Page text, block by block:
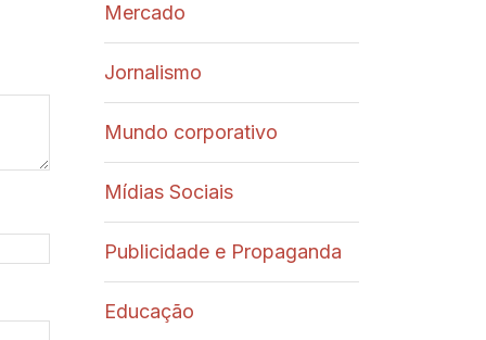
Mercado
Jornalismo
Mundo corporativo
Mídias Sociais
Publicidade e Propaganda
Educação